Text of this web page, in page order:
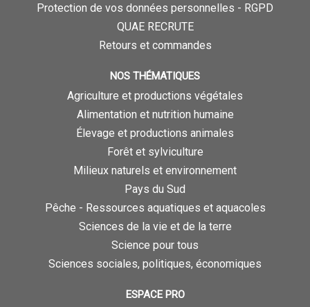
Protection de vos données personnelles - RGPD
QUAE RECRUTE
Retours et commandes
NOS THÉMATIQUES
Agriculture et productions végétales
Alimentation et nutrition humaine
Élevage et productions animales
Forêt et sylviculture
Milieux naturels et environnement
Pays du Sud
Pêche - Ressources aquatiques et aquacoles
Sciences de la vie et de la terre
Science pour tous
Sciences sociales, politiques, économiques
ESPACE PRO